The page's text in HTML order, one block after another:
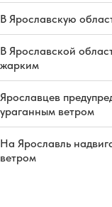
В Ярославскую
В Ярославской
жарким
Ярославцев
ураганным ветром
На Ярославль
ветром